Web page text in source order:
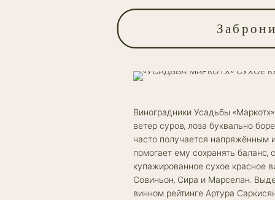
Виноградники Усадьбы
ветер суров, лоза буквально
часто получается напряжённым
помогает ему сохранять
купажированное сухое красное
Совиньон, Сира и Марселан.
винном рейтинге Артура